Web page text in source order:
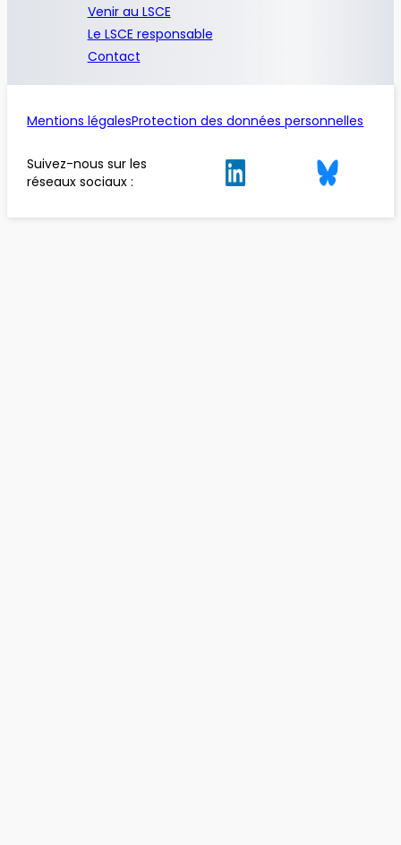
Venir au LSCE
Le LSCE responsable
Contact
Mentions légalesProtection des données personnelles
Suivez-nous sur les
réseaux sociaux :